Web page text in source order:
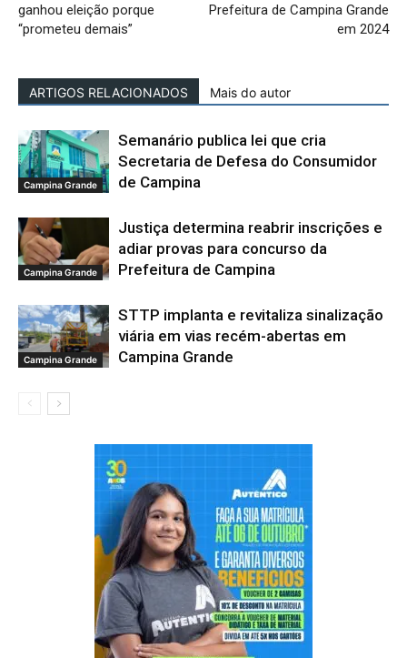
ganhou eleição porque
“prometeu demais”
Prefeitura de Campina Grande
em 2024
ARTIGOS RELACIONADOS Mais do autor
Campina Grande
Semanário publica lei que cria
Secretaria de Defesa do Consumidor
de Campina
Campina Grande
Justiça determina reabrir inscrições e
adiar provas para concurso da
Prefeitura de Campina
Campina Grande
STTP implanta e revitaliza sinalização
viária em vias recém-abertas em
Campina Grande